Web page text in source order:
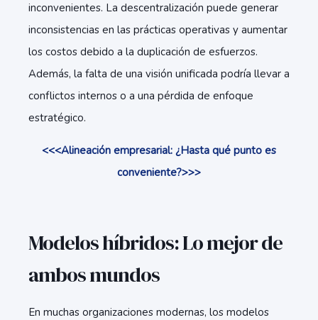
inconvenientes. La descentralización puede generar
inconsistencias en las prácticas operativas y aumentar
los costos debido a la duplicación de esfuerzos.
Además, la falta de una visión unificada podría llevar a
conflictos internos o a una pérdida de enfoque
estratégico.
<<<Alineación empresarial: ¿Hasta qué punto es
conveniente?>>>
Modelos híbridos: Lo mejor de
ambos mundos
En muchas organizaciones modernas, los modelos